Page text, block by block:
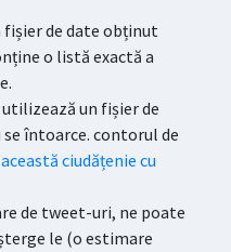
de date obținut
o listă exactă a
un fișier de
întoarce. contorul de
această ciudățenie cu
de tweet-uri, ne poate
le (o estimare